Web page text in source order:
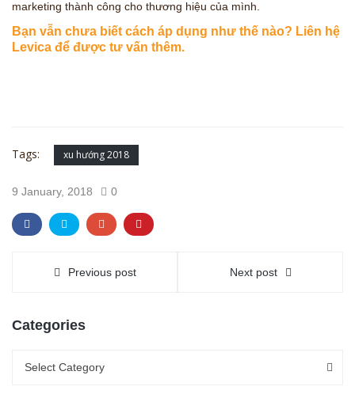
marketing thành công cho thương hiệu của mình.
Bạn vẫn chưa biết cách áp dụng như thế nào? Liên hệ
Levica để được tư vấn thêm.
Tags: xu hướng 2018
9 January, 2018 0
Previous post Next post
Categories
Select Category